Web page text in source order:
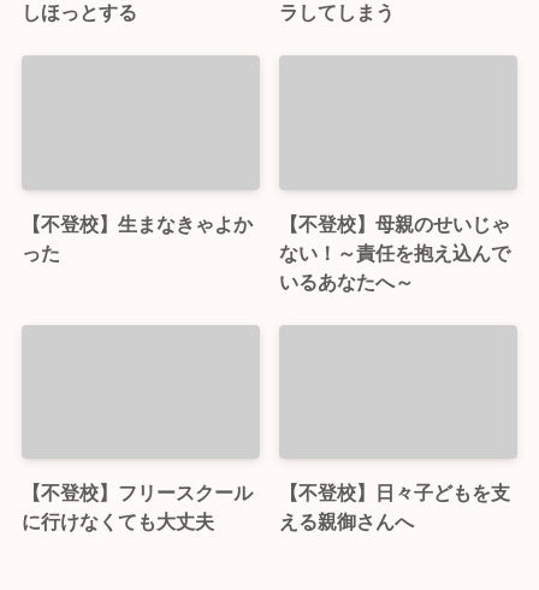
しほっとする
ラしてしまう
【不登校】生まなきゃよか
った
【不登校】母親のせいじゃ
ない！～責任を抱え込んで
いるあなたへ～
【不登校】フリースクール
に行けなくても大丈夫
【不登校】日々子どもを支
える親御さんへ